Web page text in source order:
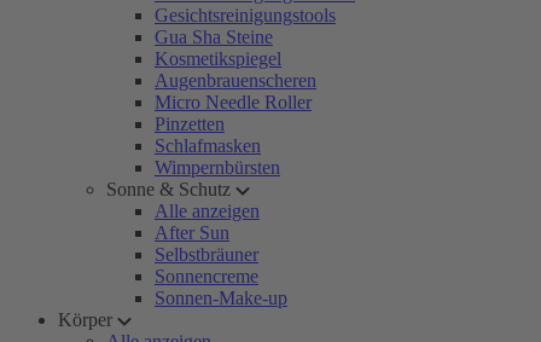
Gesichtsreinigungstools
Gua Sha Steine
Kosmetikspiegel
Augenbrauenscheren
Micro Needle Roller
Pinzetten
Schlafmasken
Wimpernbürsten
Sonne & Schutz
Alle anzeigen
After Sun
Selbstbräuner
Sonnencreme
Sonnen-Make-up
Körper